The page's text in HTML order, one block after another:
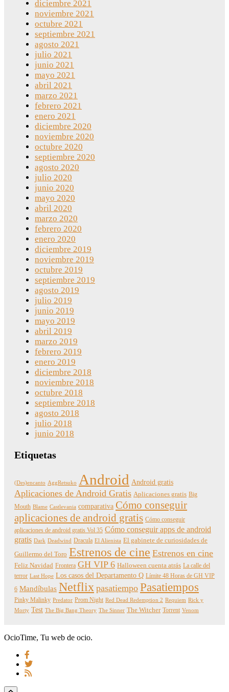
diciembre 2021
noviembre 2021
octubre 2021
septiembre 2021
agosto 2021
julio 2021
junio 2021
mayo 2021
abril 2021
marzo 2021
febrero 2021
enero 2021
diciembre 2020
noviembre 2020
octubre 2020
septiembre 2020
agosto 2020
julio 2020
junio 2020
mayo 2020
abril 2020
marzo 2020
febrero 2020
enero 2020
diciembre 2019
noviembre 2019
octubre 2019
septiembre 2019
agosto 2019
julio 2019
junio 2019
mayo 2019
abril 2019
marzo 2019
febrero 2019
enero 2019
diciembre 2018
noviembre 2018
octubre 2018
septiembre 2018
agosto 2018
julio 2018
junio 2018
Etiquetas
(Des)encanto AggRetsuko Android Android gratis
Aplicaciones de Android Gratis Aplicaciones gratis Big
Mouth Blame Castlevania comparativa Cómo conseguir
aplicaciones de android gratis Cómo conseguir
aplicaciones de android gratis Vol 35 Cómo conseguir apps de android
gratis Dark Deadwind Dracula El Alienista El gabinete de curiosidades de
Guillermo del Toro Estrenos de cine Estrenos en cine
Feliz Navidad Frontera GH VIP 6 Halloween cuenta atrás La calle del
terror Last Hope Los casos del Departamento Q Límite 48 Horas de GH VIP
6 Mandíbulas Netflix pasatiempo Pasatiempos
Pinky Malinky Predator Prom Night Red Dead Redemption 2 Requiem Rick y
Morty Test The Big Bang Theory The Sinner The Witcher Torrent Venom
OcioTime, Tu web de ocio.